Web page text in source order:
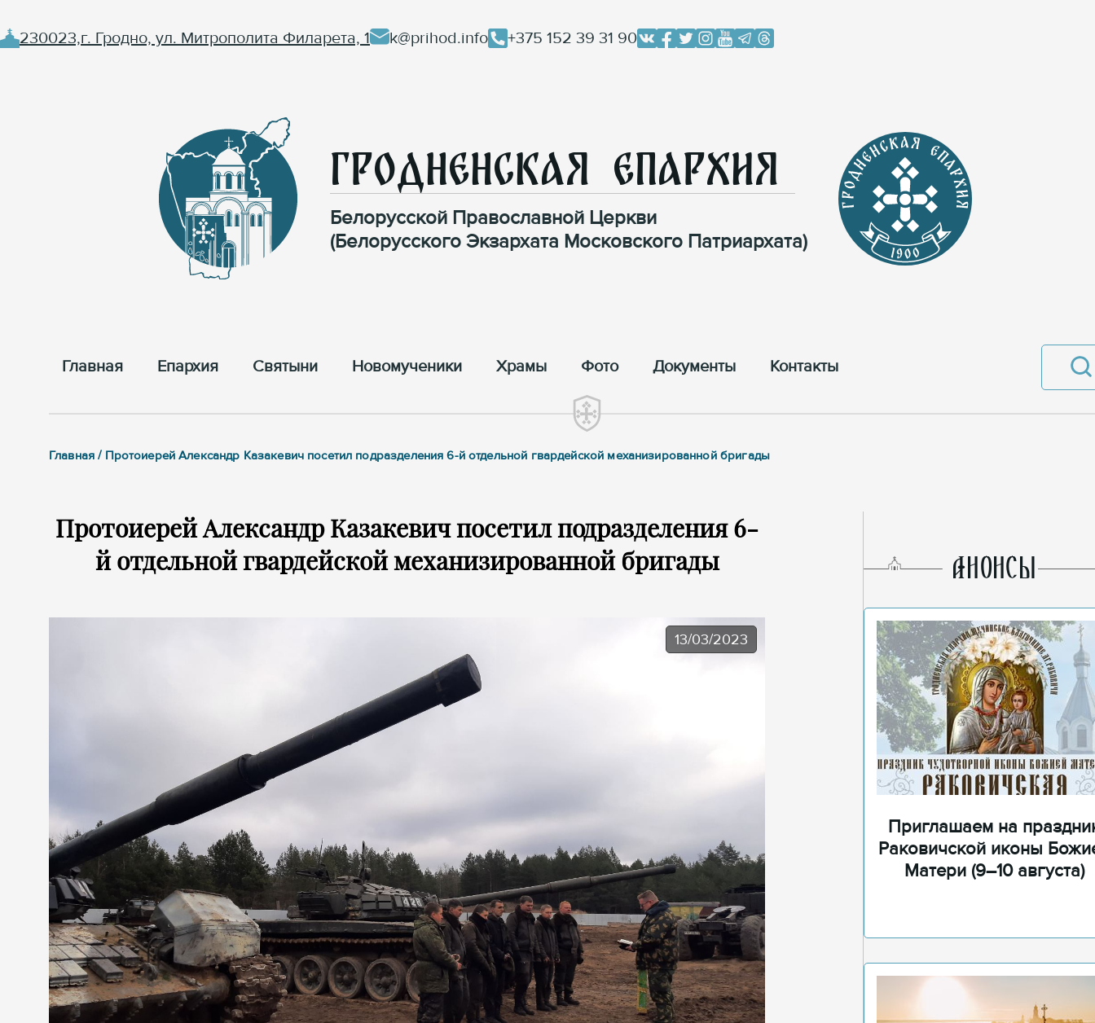
230023,г. Гродно, ул. Митрополита Филарета, 1 k@prihod.info +375 152 39 31 90
Гродненская Епархия
Белорусской Православной Церкви
(Белорусского Экзархата Московского Патриархата)
Главная Епархия Cвятыни Новомученики Храмы Фото Документы Контакты
Главная / Протоиерей Александр Казакевич посетил подразделения 6-й отдельной гвардейской механизированной бригады
Протоиерей Александр Казакевич посетил подразделения 6-
й отдельной гвардейской механизированной бригады
13/03/2023
AНОНСЫ
Приглашаем на
Раковичской иконы
Матери (9–10 августа)